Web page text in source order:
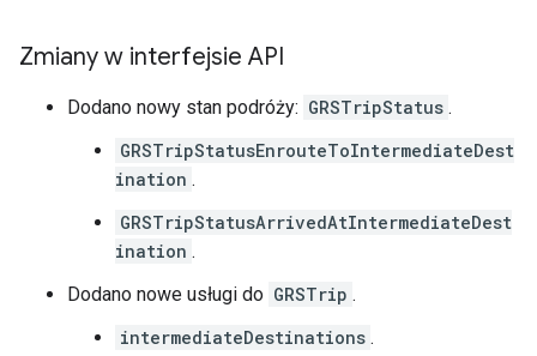
Zmiany w interfejsie API
Dodano nowy stan podróży: GRSTripStatus .
GRSTripStatusEnrouteToIntermediateDest
ination .
GRSTripStatusArrivedAtIntermediateDest
ination .
Dodano nowe usługi do GRSTrip .
intermediateDestinations .